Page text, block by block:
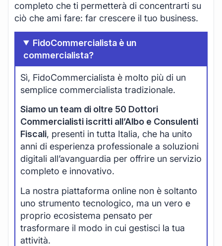
completo che ti permetterà di concentrarti su
ciò che ami fare: far crescere il tuo business.
FidoCommercialista è un
commercialista?
Sì, FidoCommercialista è molto più di un
semplice commercialista tradizionale.
Siamo un team di oltre 50 Dottori
Commercialisti iscritti all’Albo e Consulenti
Fiscali, presenti in tutta Italia, che ha unito
anni di esperienza professionale a soluzioni
digitali all’avanguardia per offrire un servizio
completo e innovativo.
La nostra piattaforma online non è soltanto
uno strumento tecnologico, ma un vero e
proprio ecosistema pensato per
trasformare il modo in cui gestisci la tua
attività.